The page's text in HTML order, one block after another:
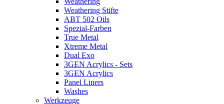
Weathering Stifte
ABT 502 Oils
Spezial-Farben
True Metal
Xtreme Metal
Dual Exo
3GEN Acrylics - Sets
3GEN Acrylics
Panel Liners
Washes
Werkzeuge